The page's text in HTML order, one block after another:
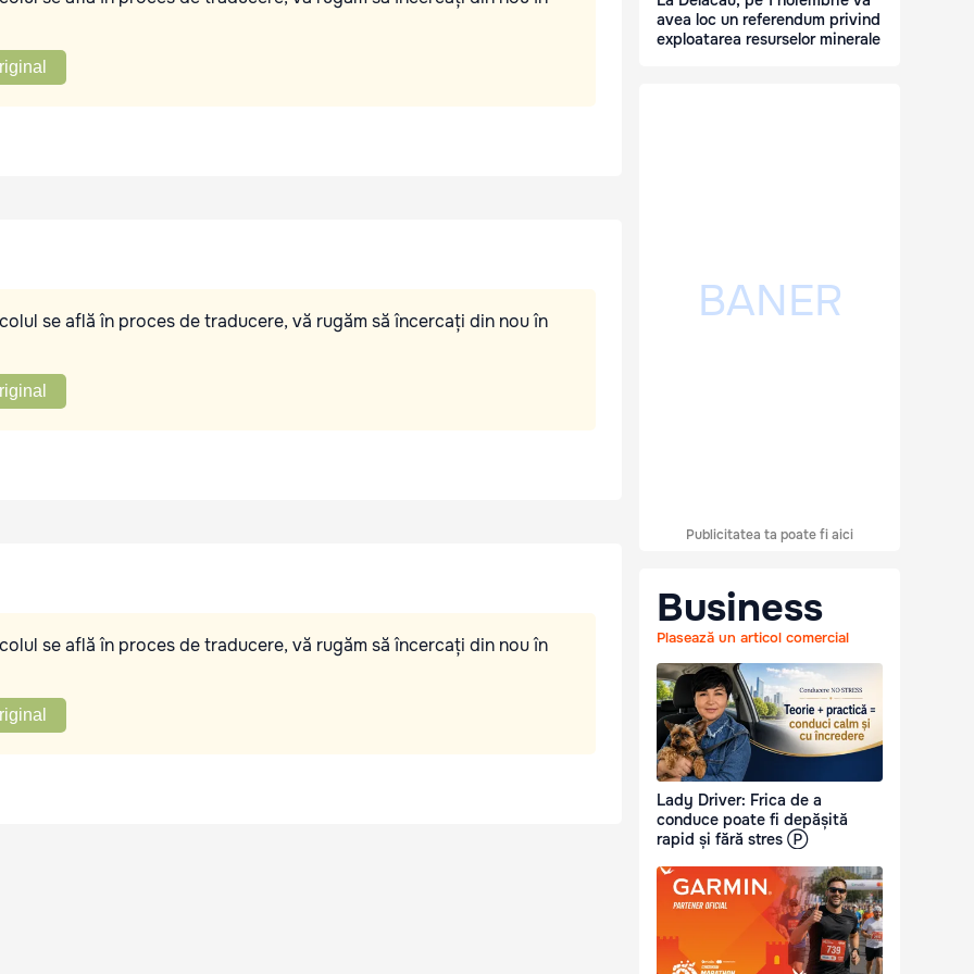
se află în proces de traducere, vă rugăm să încercați din nou în
se află în proces de traducere, vă rugăm să încercați din nou în
avea loc un referendum privind
exploatarea resurselor minerale
Publicitatea ta poate fi aici
Business
Plasează un articol comercial
Lady Driver: Frica de a
conduce poate fi depășită
rapid și fără stres Ⓟ